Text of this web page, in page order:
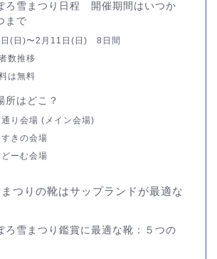
ろ雪まつり日程 開催期間はいつか
まで
(日)〜2月11日(日) 8日間
数推移
は無料
所はどこ？
り会場 (メイン会場)
きの会場
ーむ会場
つりの靴はサップランドが最適な
ろ雪まつり鑑賞に最適な靴：５つの